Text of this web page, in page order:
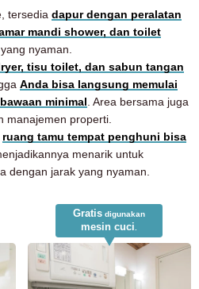
tersedia dapur dengan peralatan
mandi shower, dan toilet
nyaman.
tisu toilet, dan sabun tangan
Anda bisa langsung memulai
minimal. Area bersama juga
manajemen properti.
ruang tamu tempat penghuni bisa
menarik untuk
dengan jarak yang nyaman.
Gratis digunakan
mesin cuci.